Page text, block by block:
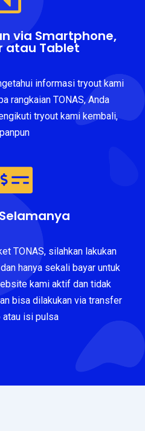
via Smartphone,
atau Tablet
informasi tryout kami
rangkaian TONAS, Anda
tryout kami kembali,
TONAS, silahkan lakukan
hanya sekali bayar untuk
kami aktif dan tidak
bisa dilakukan via transfer
atau isi pulsa